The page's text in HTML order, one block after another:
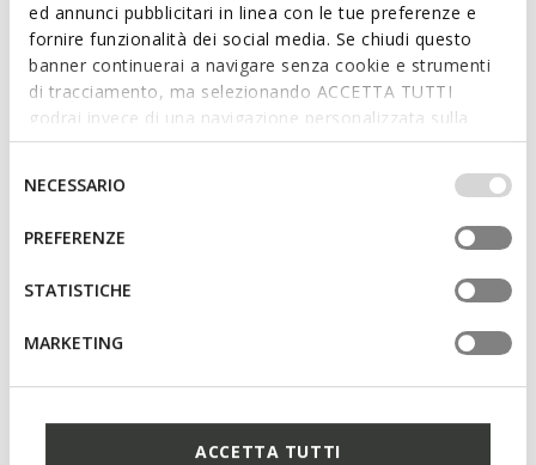
ed annunci pubblicitari in linea con le tue preferenze e
fornire funzionalità dei social media. Se chiudi questo
banner continuerai a navigare senza cookie e strumenti
di tracciamento, ma selezionando ACCETTA TUTTI
godrai invece di una navigazione personalizzata sulla
base dei tuoi gusti ed interessi. Selezionando
IMPOSTAZIONI potrai anche scegliere quali cookies ed
altri strumenti di tracciamento autorizzare. Per maggiori
informazioni o per modificare in qualsiasi momento le
tue impostazioni, visita la nostra
del
consenso
NECESSARIO
PREFERENZE
STATISTICHE
MARKETING
ACCETTA TUTTI
By purchasing this product, you are
supporting Leather Working Group certified
tanneries
Materials